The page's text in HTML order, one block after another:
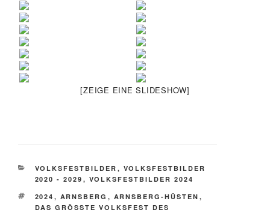
[ZEIGE EINE SLIDESHOW]
KATEGORIEN
VOLKSFESTBILDER , VOLKSFESTBILDER
2020 - 2029 , VOLKSFESTBILDER 2024
SCHLAGWÖRTER
2024 , ARNSBERG , ARNSBERG-HÜSTEN ,
DAS GRÖSSTE VOLKSFEST DES S